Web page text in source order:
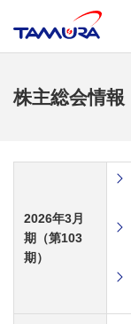
株主総会情報
2026年3月
期（第103
期）